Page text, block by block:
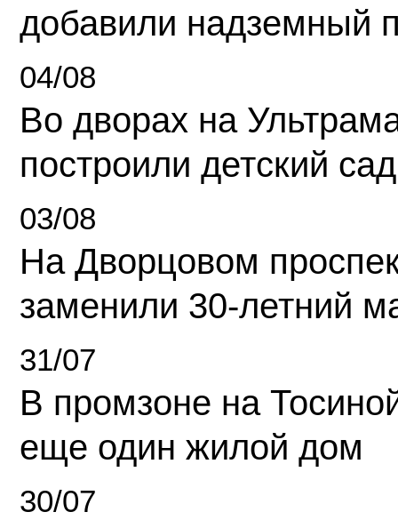
добавили надземный
04/08
Во дворах на
построили детский сад
03/08
На Дворцовом
заменили 30-летний
31/07
В промзоне на
еще один жилой дом
30/07